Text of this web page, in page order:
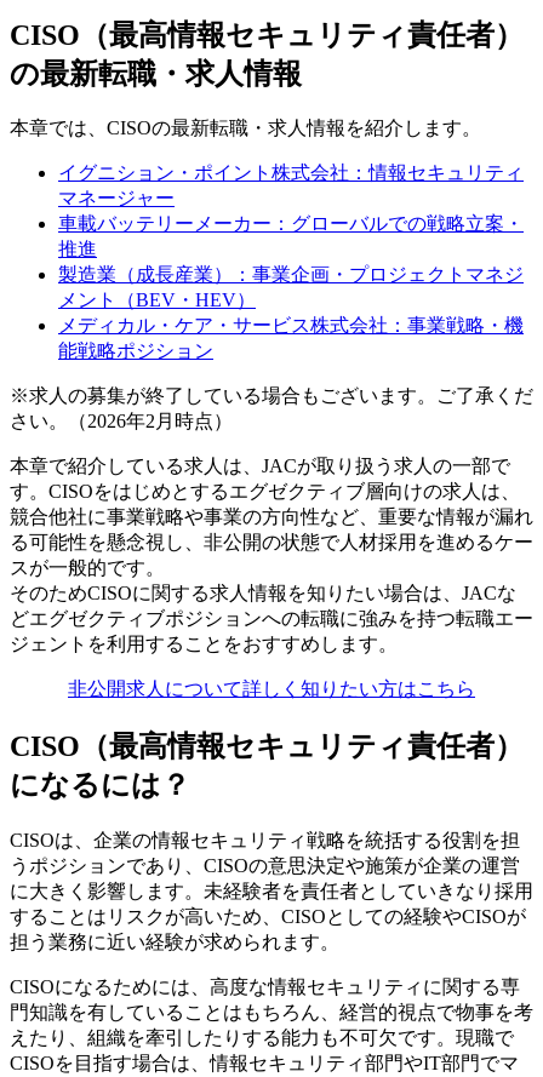
CISO（最高情報セキュリティ責任者）
の最新転職・求人情報
本章では、CISOの最新転職・求人情報を紹介します。
イグニション・ポイント株式会社：情報セキュリティ
マネージャー
車載バッテリーメーカー：グローバルでの戦略立案・
推進
製造業（成長産業）：事業企画・プロジェクトマネジ
メント（BEV・HEV）
メディカル・ケア・サービス株式会社：事業戦略・機
能戦略ポジション
※求人の募集が終了している場合もございます。ご了承くだ
さい。（2026年2月時点）
本章で紹介している求人は、JACが取り扱う求人の一部で
す。CISOをはじめとするエグゼクティブ層向けの求人は、
競合他社に事業戦略や事業の方向性など、重要な情報が漏れ
る可能性を懸念視し、非公開の状態で人材採用を進めるケー
スが一般的です。
そのためCISOに関する求人情報を知りたい場合は、JACな
どエグゼクティブポジションへの転職に強みを持つ転職エー
ジェントを利用することをおすすめします。
非公開求人について詳しく知りたい方はこちら
CISO（最高情報セキュリティ責任者）
になるには？
CISOは、企業の情報セキュリティ戦略を統括する役割を担
うポジションであり、CISOの意思決定や施策が企業の運営
に大きく影響します。未経験者を責任者としていきなり採用
することはリスクが高いため、CISOとしての経験やCISOが
担う業務に近い経験が求められます。
CISOになるためには、高度な情報セキュリティに関する専
門知識を有していることはもちろん、経営的視点で物事を考
えたり、組織を牽引したりする能力も不可欠です。現職で
CISOを目指す場合は、情報セキュリティ部門やIT部門でマ